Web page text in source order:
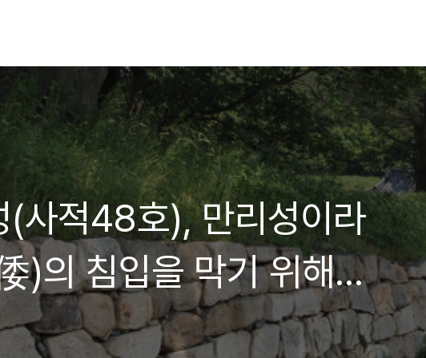
(사적48호), 만리성이라
)의 침입을 막기 위해
계에 쌓은 12km이르는 장